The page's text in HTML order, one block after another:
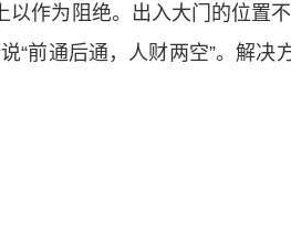
作为阻绝。出入大门的位置
“前通后通，人财两空”。解决